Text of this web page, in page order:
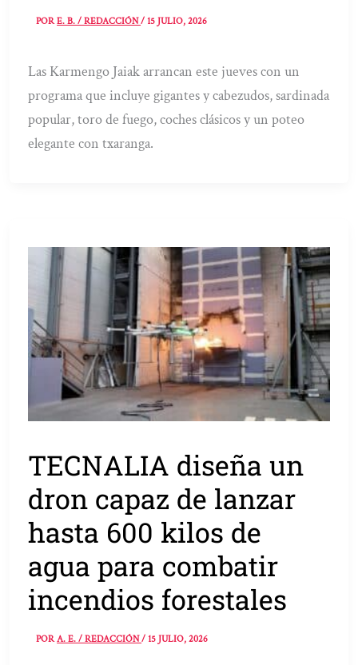
PORE. B. / REDACCIÓN/15 JULIO, 2026
Las Karmengo Jaiak arrancan este jueves con un
programa que incluye gigantes y cabezudos, sardinada
popular, toro de fuego, coches clásicos y un poteo
elegante con txaranga.
TECNALIA diseña un
dron capaz de lanzar
hasta 600 kilos de
agua para combatir
incendios forestales
PORA. E. / REDACCIÓN/15 JULIO, 2026